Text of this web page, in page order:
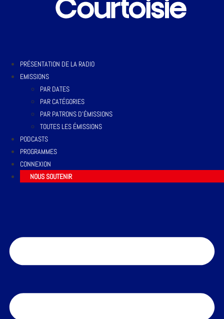
PRÉSENTATION DE LA RADIO
EMISSIONS
PAR DATES
PAR CATÉGORIES
PAR PATRONS D’ÉMISSIONS
TOUTES LES ÉMISSIONS
PODCASTS
PROGRAMMES
CONNEXION
NOUS SOUTENIR